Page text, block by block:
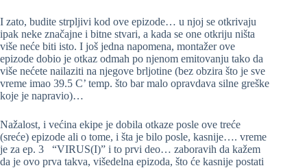
I zato, budite strpljivi kod ove epizode… u njoj se otkrivaju
ipak neke značajne i bitne stvari, a kada se one otkriju ništa
više neće biti isto. I još jedna napomena, montažer ove
epizode dobio je otkaz odmah po njenom emitovanju tako da
više nećete nailaziti na njegove brljotine (bez obzira što je sve
vreme imao 39.5 C’ temp. što bar malo opravdava silne greške
koje je napravio)…
Nažalost, i većina ekipe je dobila otkaze posle ove treće
(sreće) epizode ali o tome, i šta je bilo posle, kasnije…. vreme
je za ep. 3 “VIRUS(I)” i to prvi deo… zaboravih da kažem
da je ovo prva takva, višedelna epizoda, što će kasnije postati